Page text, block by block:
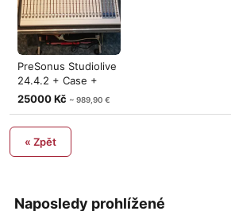
Naposledy prohlížené
PreSonus Studiolive
24.4.2 + Case +
Software
25000 Kč ~ 989,90 €
« Zpět